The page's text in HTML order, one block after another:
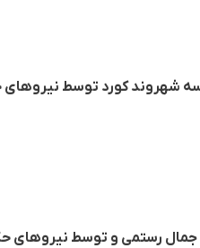
سه شهروند کورد توسط
جمال رستمی و توسط نیروهای